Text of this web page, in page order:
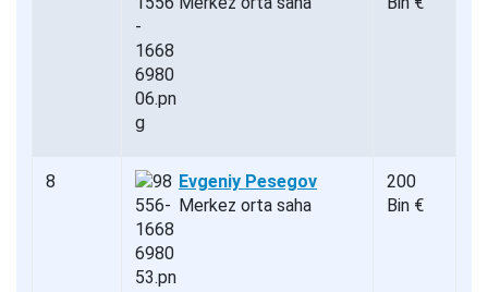
8
Evgeniy Pesegov
Merkez orta saha
200
Bin €